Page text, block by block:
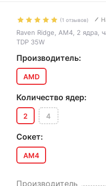
(1 отзывов)
Raven Ridge, AM4, 2 ядра,
TDP 35W
Производитель:
AMD
Количество ядер:
2 4
Сокет:
AM4
Производитель